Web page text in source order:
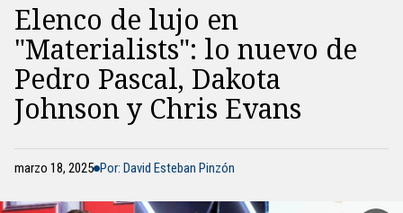
Elenco de lujo en
"Materialists": lo nuevo de
Pedro Pascal, Dakota
Johnson y Chris Evans
marzo 18, 2025 Por: David Esteban Pinzón